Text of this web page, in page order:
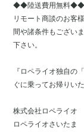
◆◆陸送費用無料◆◆
リモート商談のお客
間や諸条件もござい
下さい。
『ロペライオ独自の
ぐに乗ってお帰りい
株式会社ロペライオ
ロペライオさいたま